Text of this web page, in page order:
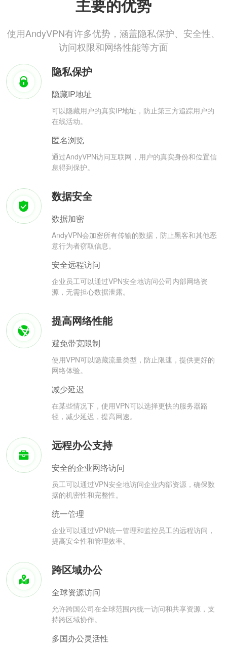
主要的优势
使用AndyVPN有许多优势，涵盖隐私保护、安全性、
访问权限和网络性能等方面
隐私保护
隐藏IP地址
可以隐藏用户的真实IP地址，防止第三方追踪用户的
在线活动。
匿名浏览
通过AndyVPN访问互联网，用户的真实身份和位置信
息得到保护。
数据安全
数据加密
AndyVPN会加密所有传输的数据，防止黑客和其他恶
意行为者窃取信息。
安全远程访问
企业员工可以通过VPN安全地访问公司内部网络资
源，无需担心数据泄露。
提高网络性能
避免带宽限制
使用VPN可以隐藏流量类型，防止限速，提供更好的
网络体验。
减少延迟
在某些情况下，使用VPN可以选择更快的服务器路
径，减少延迟，提高网速。
远程办公支持
安全的企业网络访问
员工可以通过VPN安全地访问企业内部资源，确保数
据的机密性和完整性。
统一管理
企业可以通过VPN统一管理和监控员工的远程访问，
提高安全性和管理效率。
跨区域办公
全球资源访问
允许跨国公司在全球范围内统一访问和共享资源，支
持跨区域协作。
多国办公灵活性